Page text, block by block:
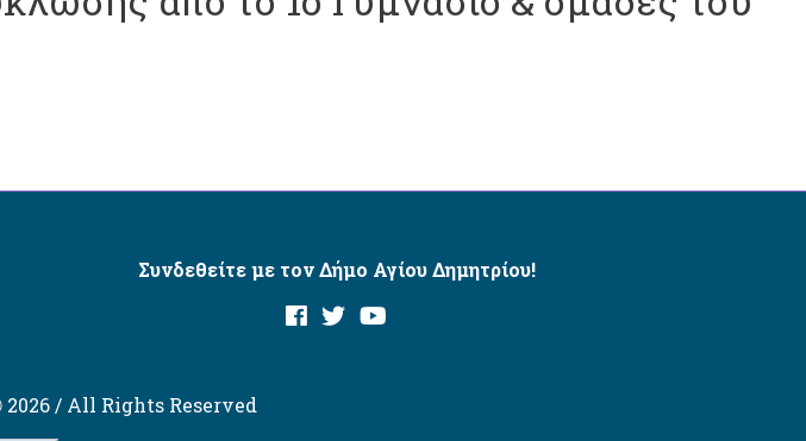
Συνδεθείτε με τον Δήμο Αγίου Δημητρίου!
2026 / All Rights Reserved